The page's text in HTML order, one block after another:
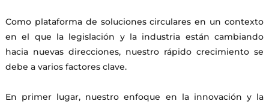
Como plataforma de soluciones circulares en un contexto
en el que la legislación y la industria están cambiando
hacia nuevas direcciones, nuestro rápido crecimiento se
debe a varios factores clave.
En primer lugar, nuestro enfoque en la innovación y la